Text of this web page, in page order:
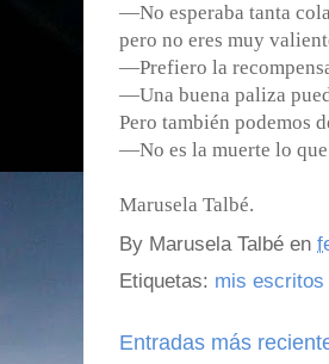
—No esperaba tanta
pero no eres muy
—Prefiero la
―Una buena paliza
Pero también podemos
―No es la muerte lo
Marusela Talbé.
By Marusela Talbé en
Etiquetas: mis escritos
Entradas más